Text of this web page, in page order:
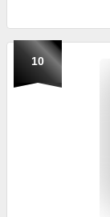
10